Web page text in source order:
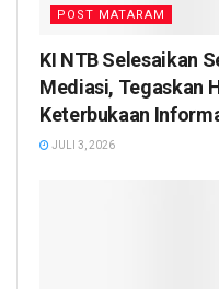
POST MATARAM
KI NTB Selesaikan
Mediasi, Tegaskan
Keterbukaan
JULI 3, 2026